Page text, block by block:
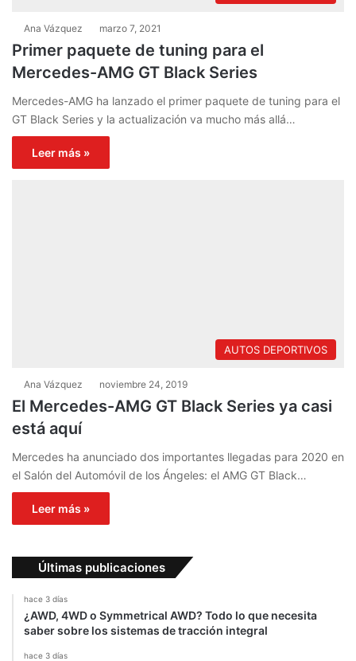
Ana Vázquez marzo 7, 2021
Primer paquete de tuning para el
Mercedes-AMG GT Black Series
Mercedes-AMG ha lanzado el primer paquete de tuning para el
GT Black Series y la actualización va mucho más allá…
Leer más »
AUTOS DEPORTIVOS
Ana Vázquez noviembre 24, 2019
El Mercedes-AMG GT Black Series ya casi
está aquí
Mercedes ha anunciado dos importantes llegadas para 2020 en
el Salón del Automóvil de los Ángeles: el AMG GT Black…
Leer más »
Últimas publicaciones
hace 3 días
¿AWD, 4WD o Symmetrical AWD? Todo lo que necesita
saber sobre los sistemas de tracción integral
hace 3 días